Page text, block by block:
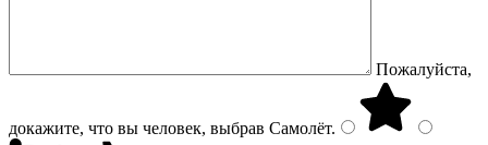
Пожалуйста,
докажите, что вы человек, выбрав Самолёт.